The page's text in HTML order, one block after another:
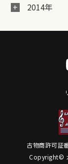
2014年
古物商許可
Copyright©